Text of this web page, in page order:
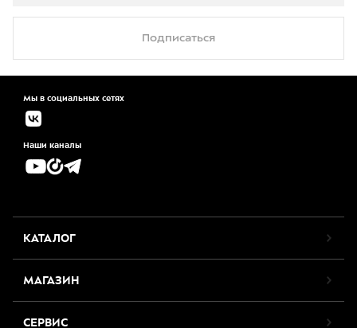
Подписаться
Мы в социальных сетях
Наши каналы
КАТАЛОГ
МАГАЗИН
СЕРВИС